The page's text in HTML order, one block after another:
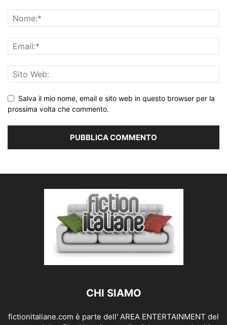
Salva il mio nome, email e sito web in questo browser per la
prossima volta che commento.
CHI SIAMO
fictionitaliane.com è parte dell' AREA ENTERTAINMENT del